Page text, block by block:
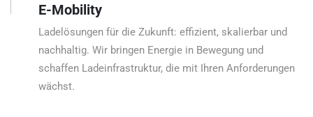
E-Mobility
Ladelösungen für die Zukunft: effizient, skalierbar und
nachhaltig. Wir bringen Energie in Bewegung und
schaffen Ladeinfrastruktur, die mit Ihren Anforderungen
wächst.